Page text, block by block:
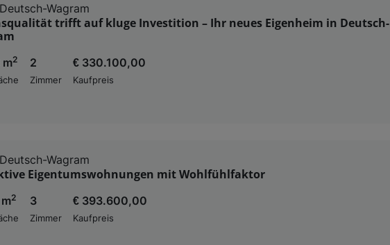
Wagram
trifft auf kluge Investition – Ihr neues Eigenheim in Deutsch-
m2
2
Zimmer
€ 330.100,00
Kaufpreis
Wagram
Eigentumswohnungen mit Wohlfühlfaktor
2
3
Zimmer
€ 393.600,00
Kaufpreis